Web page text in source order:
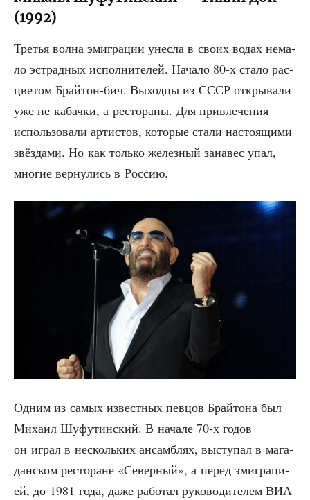
(1992)
Тре­тья вол­на эми­гра­ции унес­ла в сво­их водах нема­
ло эст­рад­ных испол­ни­те­лей. Нача­ло 80‑х ста­ло рас­
цве­том Брай­тон-бич. Выход­цы из СССР откры­ва­ли
уже не кабач­ки, а ресто­ра­ны. Для при­вле­че­ния
исполь­зо­ва­ли арти­стов, кото­рые ста­ли насто­я­щи­ми
звёз­да­ми. Но как толь­ко желез­ный зана­вес упал,
мно­гие вер­ну­лись в Россию.
Одним из самых извест­ных пев­цов Брай­то­на был
Миха­ил Шуфу­тин­ский. В нача­ле 70‑х годов
он играл в несколь­ких ансам­блях, высту­пал в мага­
дан­ском ресто­ране «Север­ный», а перед эми­гра­ци­
ей, до 1981 года, даже рабо­тал руко­во­ди­те­лем ВИА